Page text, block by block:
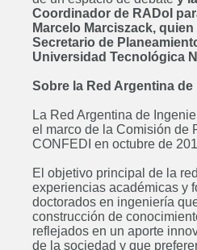
Coordinador de RADoI
Marcelo Marciszack,
Secretario de
Universidad Tecnológica
Sobre la Red Argentina
La Red Argentina de
el marco de la Comisión de
CONFEDI en octubre de
El objetivo principal de la
experiencias académicas y
doctorados en ingeniería
construcción de
reflejados en un aporte
de la sociedad y que
Posgrado:
Docencia